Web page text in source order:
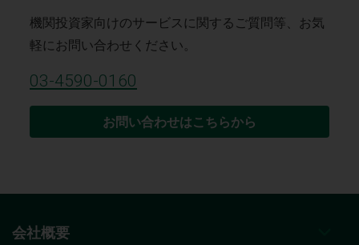
機関投資家向けのサービスに関するご質問等、お気
軽にお問い合わせください。
03-4590-0160
お問い合わせはこちらから
会社概要